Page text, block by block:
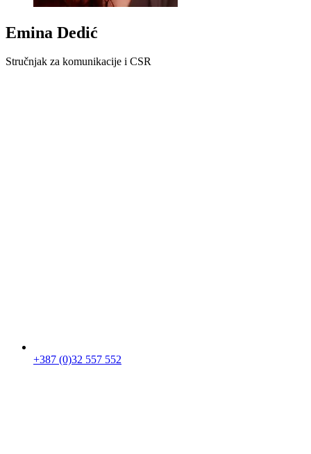
Emina Dedić
Stručnjak za komunikacije i CSR
+387 (0)32 557 552